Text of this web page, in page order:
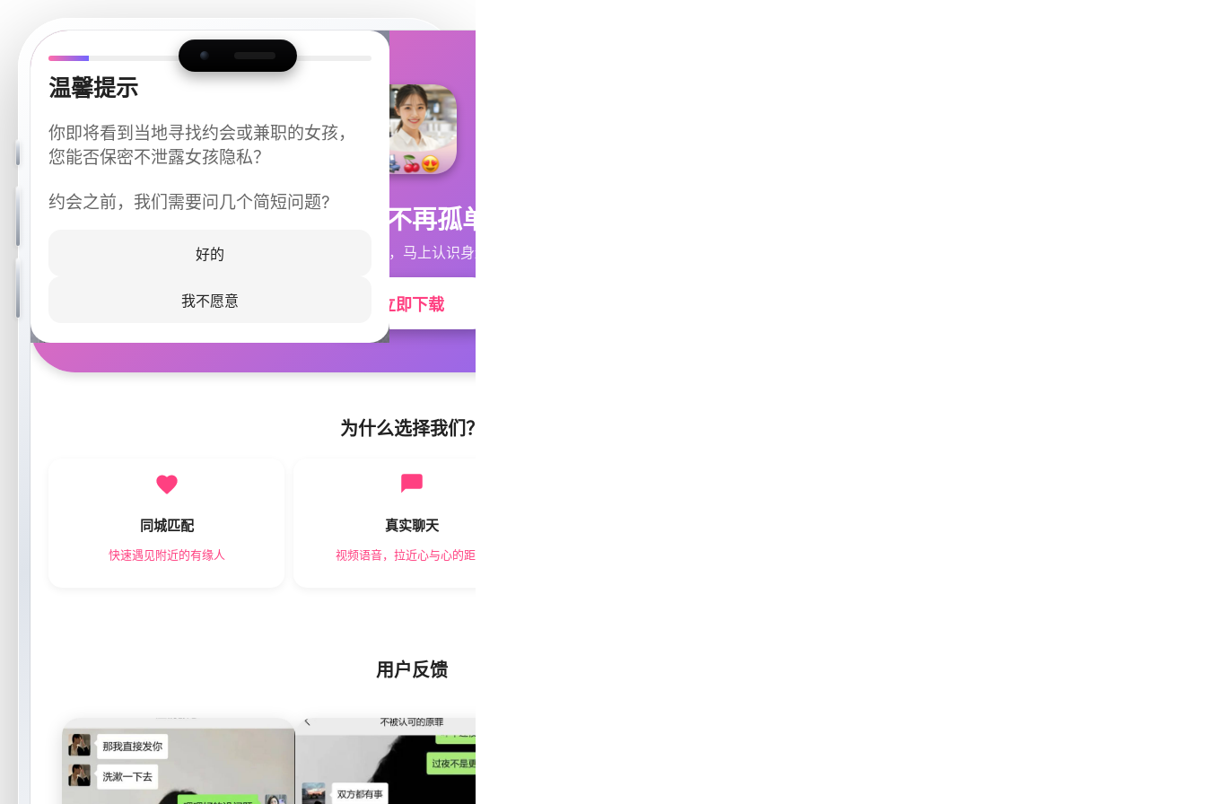
温馨提示
你即将看到当地寻找约会或兼职的女孩，
您能否保密不泄露女孩隐私？
约会之前，我们需要问几个简短问题?
好的
我不愿意
今晚不再孤单
同城快速匹配，马上认识身边的TA
立即下载
为什么选择我们？
同城匹配
快速遇见附近的有缘人
真实聊天
视频语音，拉近心与心的距离
用户反馈